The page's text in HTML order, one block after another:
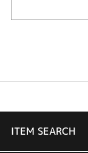
ITEM SEARCH